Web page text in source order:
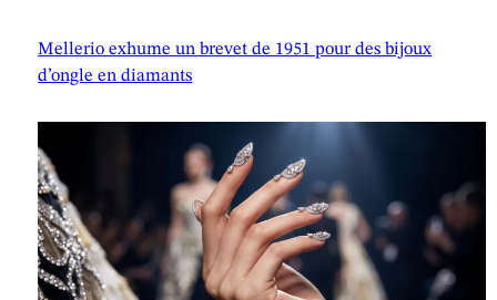
Mellerio exhume un brevet de 1951 pour des bijoux
d’ongle en diamants